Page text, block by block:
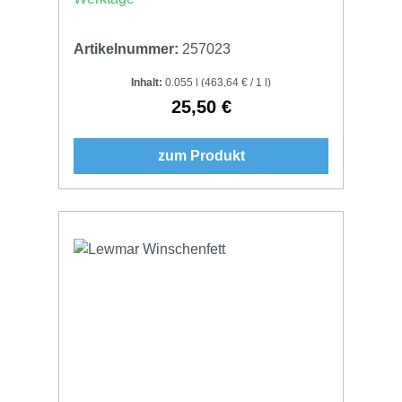
Artikelnummer: 257023
Inhalt: 0.055 l (463,64 € / 1 l)
Regulärer Preis:
25,50 €
zum Produkt